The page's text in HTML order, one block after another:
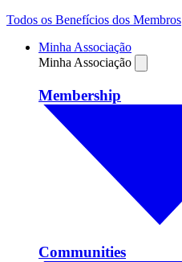
Todos os Benefícios dos Membros
Minha Associação
Minha Associação
Membership
Communities